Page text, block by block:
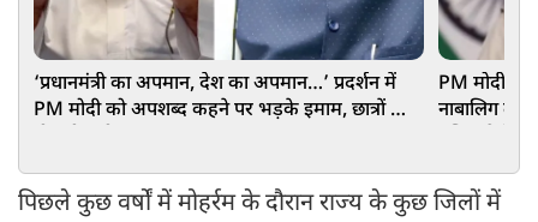
‘प्रधानमंत्री का अपमान, देश का अपमान…’ प्रदर्शन में
PM मोदी को अपशब्द कहने पर भड़के इमाम, छात्रों को
PM मोदी के
नाबालिग
पिछले कुछ वर्षों में मोहर्रम के दौरान राज्य के कुछ जिलों में